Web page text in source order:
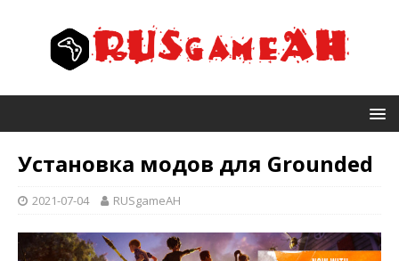
Установка модов для Grounded
2021-07-04 RUSgameAH